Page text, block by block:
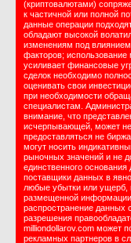
(криптовалютами)
к частичной или полной
данные операции
обладают высокой
изменениям под
факторов; использование
усиливает финансовые
сделок необходимо
оценивать свои
при необходимости
специалистам.
внимание, что
исчерпывающей, может
предоставляться не
могут носить
рыночных значений и не
единственного
поставщики данных в
любые убытки или ущерб,
размещенной
распространение данных
разрешения
milliondollarov.com может
рекламных партнеров в